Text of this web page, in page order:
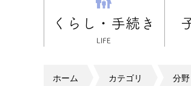
ホーム カテゴリ 分野